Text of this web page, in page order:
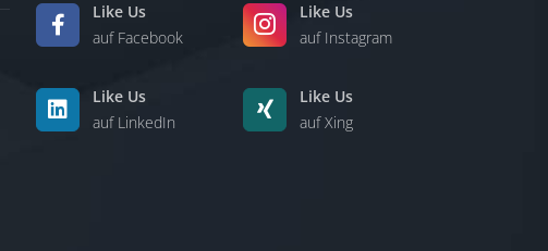
Like Us
auf Facebook
Like Us
auf Instagram
Like Us
auf LinkedIn
Like Us
auf Xing